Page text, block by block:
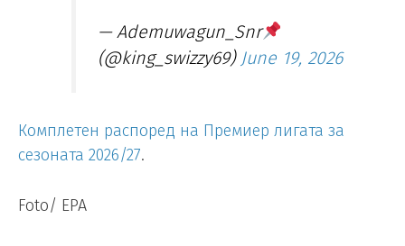
— Ademuwagun_Snr
(@king_swizzy69) June 19, 2026
Комплетен распоред на Премиер лигата за
сезоната 2026/27.
Foto/ EPA